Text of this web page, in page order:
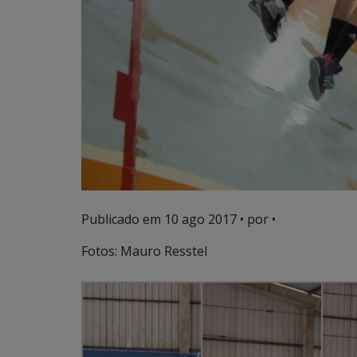
Publicado em 10 ago 2017 • por •
Fotos: Mauro Resstel